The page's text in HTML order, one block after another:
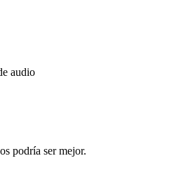
audio
podría ser mejor.